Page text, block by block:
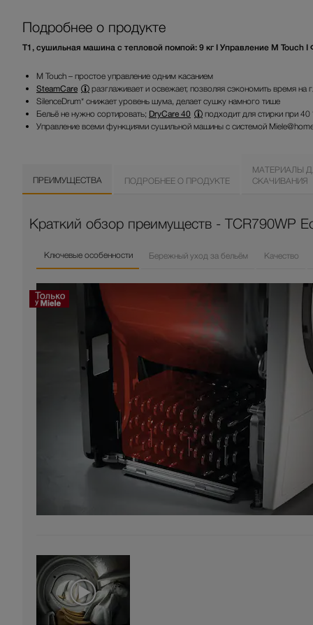
Подробнее о продукте
T1, сушильная машина с тепловой помпой: 9 кг I Управление M Touch
M Touch – простое управление одним касанием
SteamCare
разглаживает и освежает, позволяя сэкономить время на
SilenceDrum* снижает уровень шума, делает сушку намного тише
Бельё не нужно сортировать; DryCare 40
подходит для стирки при 40
Управление всеми функциями сушильной машины с системой
ПРЕИМУЩЕСТВА ПОДРОБНЕЕ О ПРОДУКТЕ
МАТЕРИАЛЫ
СКАЧИВАНИЯ
Краткий обзор преимуществ - TCR790WP
Ключевые особенности Бережный уход за бельём Качество